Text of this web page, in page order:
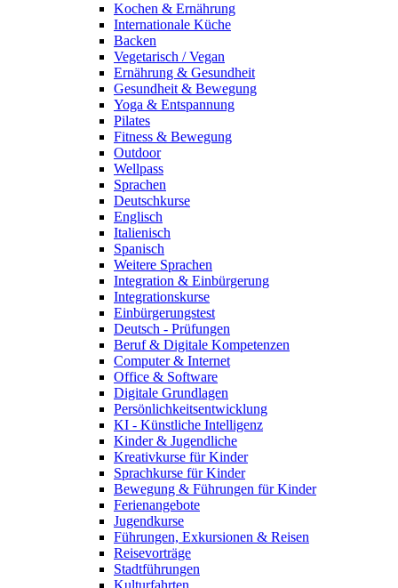
Kochen & Ernährung
Internationale Küche
Backen
Vegetarisch / Vegan
Ernährung & Gesundheit
Gesundheit & Bewegung
Yoga & Entspannung
Pilates
Fitness & Bewegung
Outdoor
Wellpass
Sprachen
Deutschkurse
Englisch
Italienisch
Spanisch
Weitere Sprachen
Integration & Einbürgerung
Integrationskurse
Einbürgerungstest
Deutsch - Prüfungen
Beruf & Digitale Kompetenzen
Computer & Internet
Office & Software
Digitale Grundlagen
Persönlichkeitsentwicklung
KI - Künstliche Intelligenz
Kinder & Jugendliche
Kreativkurse für Kinder
Sprachkurse für Kinder
Bewegung & Führungen für Kinder
Ferienangebote
Jugendkurse
Führungen, Exkursionen & Reisen
Reisevorträge
Stadtführungen
Kulturfahrten